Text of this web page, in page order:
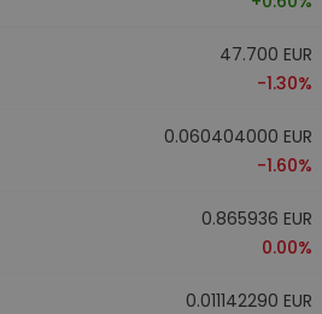
47.700 EUR
-1.30%
0.060404000 EUR
-1.60%
0.865936 EUR
0.00%
0.011142290 EUR